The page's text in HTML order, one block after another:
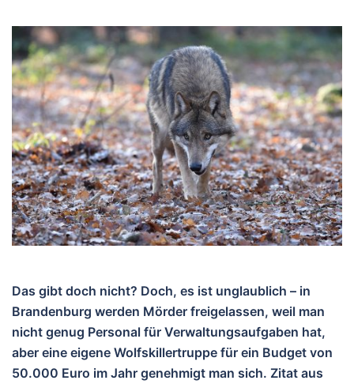
Das gibt doch nicht? Doch, es ist unglaublich – in
Brandenburg werden Mörder freigelassen, weil man
nicht genug Personal für Verwaltungsaufgaben hat,
aber eine eigene Wolfskillertruppe für ein Budget von
50.000 Euro im Jahr genehmigt man sich. Zitat aus